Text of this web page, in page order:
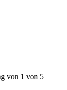
von 1 von 5